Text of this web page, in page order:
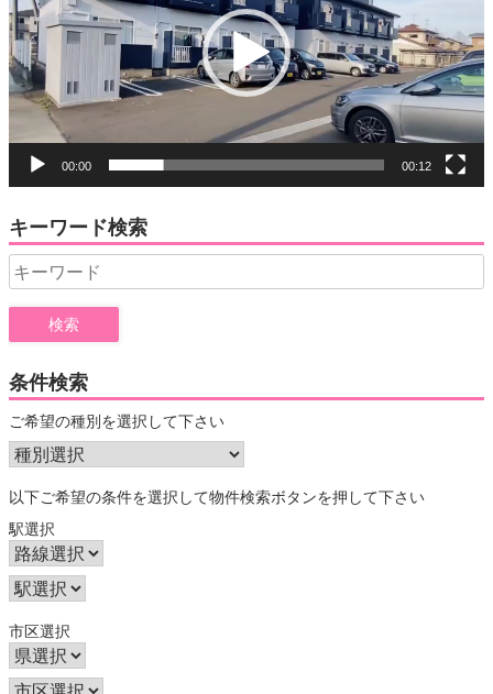
レ
ー
ヤ
ー
00:00 00:12
キーワード検索
Search
for:
条件検索
ご希望の種別を選択して下さい
以下ご希望の条件を選択して物件検索ボタンを押して下さい
駅選択
市区選択